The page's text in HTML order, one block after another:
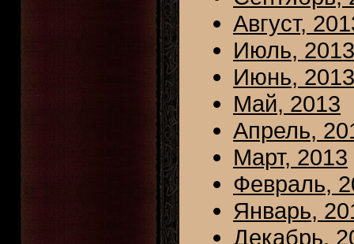
Август,
Июль, 2013
Июнь, 2013
Май, 2013
Апрель,
Март, 2013
Февраль,
Январь,
Декабрь,